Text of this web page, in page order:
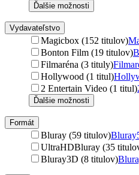
Ďalšie možnosti
Vydavateľstvo
Magicbox (152 titulov)
Bonton Film (19 titulov)
Filmaréna (3 tituly)
Hollywood (1 titul)
2 Entertain Video (1 titul)
Ďalšie možnosti
Formát
Bluray (59 titulov)Bluray
UltraHDBluray (35
Bluray3D (8 titulov)